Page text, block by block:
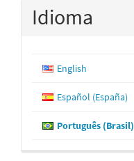
Idioma
English
Español (España)
Português (Brasil)